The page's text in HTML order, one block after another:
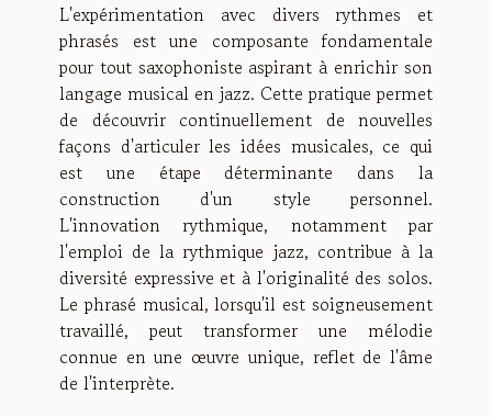
L'expérimentation avec divers rythmes et
phrasés est une composante fondamentale
pour tout saxophoniste aspirant à enrichir son
langage musical en jazz. Cette pratique permet
de découvrir continuellement de nouvelles
façons d'articuler les idées musicales, ce qui
est une étape déterminante dans la
construction d'un style personnel.
L'innovation rythmique, notamment par
l'emploi de la rythmique jazz, contribue à la
diversité expressive et à l'originalité des solos.
Le phrasé musical, lorsqu'il est soigneusement
travaillé, peut transformer une mélodie
connue en une œuvre unique, reflet de l'âme
de l'interprète.